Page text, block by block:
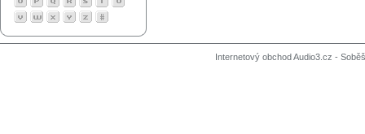
Internetový obchod Audio3.cz -